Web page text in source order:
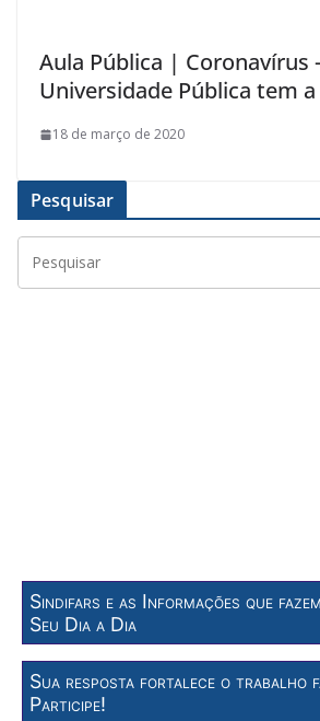
Aula Pública | Coronavírus
Universidade Pública tem
18 de março de 2020
Pesquisar
Sindifars e as Informações que
Seu Dia a Dia
Sua resposta fortalece o trabalho
Participe!